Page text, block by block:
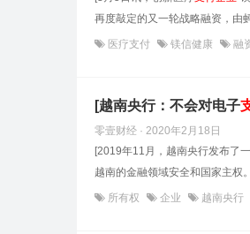
再度敲定的又一轮战略融资，由
医疗支付 镁信健康 融
[越南央行：不会对电子
零壹财经 · 2020年2月18日
[2019年11月，越南央行发布了
越南的金融领域安全和国家主权
所有权 企业 越南央行